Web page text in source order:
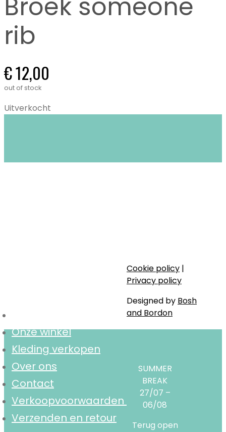
Broek someone
rib
€12,00
out of stock
Uitverkocht
Onze winkel
Kleding verkopen
Over ons
Contact
Verkoopvoorwaarden
Verzenden en retour
Cookie policy |
Privacy policy
Designed by Bosh
and Bordon
SUMMER
BREAK
27/07 –
06/08
Terug open